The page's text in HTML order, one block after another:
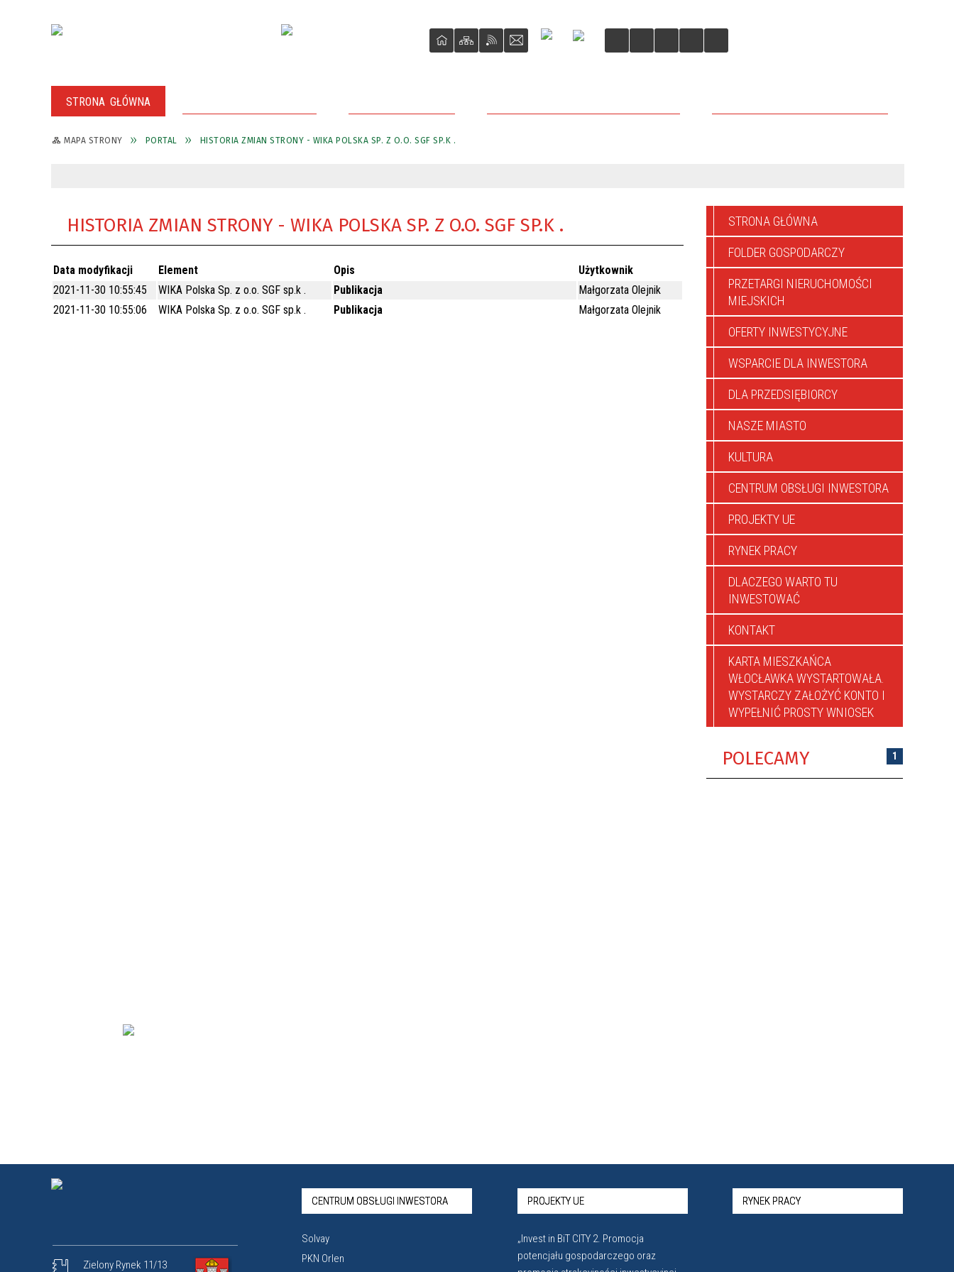
STRONA GŁÓWNA
PORADNIK INWESTORA
OBOWIĄZUJĄCE STAWKI PODATKU OD
ATRAKCYJNOŚC INWESTYCYJNA
BAZA INWESTYCJI
ZMIANY W REJESTRACH CEIDG PO 13
I PRZETARG USTNY NIEOGRANICZONY
POWIERZCHNI 0,0764 HA W OBRĘBIE
WŁOCŁAWEK KM 72/1, POŁOŻONEJ WE
WŁOCŁAWKU PRZY UL. ZGODNEJ
I PRZETARG USTNY NIEOGRANICZONY
NA SPRZEDAŻ NIERUCHOMOŚCI
MAPA STRONY PORTAL HISTORIA ZMIAN STRONY - WIKA POLSKA SP. Z O.O. SGF SP.K .
HISTORIA ZMIAN STRONY - WIKA POLSKA SP. Z O.O. SGF SP.K .
Data modyfikacji Element Opis
Użytkownik
2021-11-30 10:55:45
WIKA Polska Sp. z o.o. SGF sp.k . Publikacja
Małgorzata Olejnik
2021-11-30 10:55:06
WIKA Polska Sp. z o.o. SGF sp.k . Publikacja Małgorzata Olejnik
STRONA GŁÓWNA
FOLDER GOSPODARCZY
PRZETARGI NIERUCHOMOŚCI
MIEJSKICH
OFERTY INWESTYCYJNE
WSPARCIE DLA INWESTORA
DLA PRZEDSIĘBIORCY
NASZE MIASTO
KULTURA
CENTRUM OBSŁUGI INWESTORA
PROJEKTY UE
RYNEK PRACY
DLACZEGO WARTO TU
INWESTOWAĆ
KONTAKT
KARTA MIESZKAŃCA
WŁOCŁAWKA WYSTARTOWAŁA.
WYSTARCZY ZAŁOŻYĆ KONTO I
WYPEŁNIĆ PROSTY WNIOSEK
POLECAMY 1
Zielony Rynek 11/13
CENTRUM OBSŁUGI INWESTORA
Solvay
PKN Orlen
PROJEKTY UE
„Invest in BiT CITY 2. Promocja
potencjału gospodarczego oraz
RYNEK PRACY